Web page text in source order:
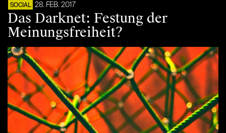
SOCIAL 28. FEB. 2017
Das Darknet: Festung der
Meinungsfreiheit?